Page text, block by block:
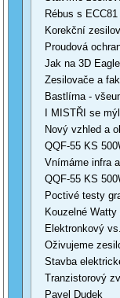
Rébus s
Korekční
Proudová
Jak na 3D Eagle
Zesilovače a
Bastlírna -
I MISTŘI se
Nový vzhled a
QQF-55 KS
Vnímáme infra
QQF-55 KS
Poctivé testy
Kouzelné
Elektronkový
Oživujeme
Stavba
Tranzistorový
Pavel Dudek